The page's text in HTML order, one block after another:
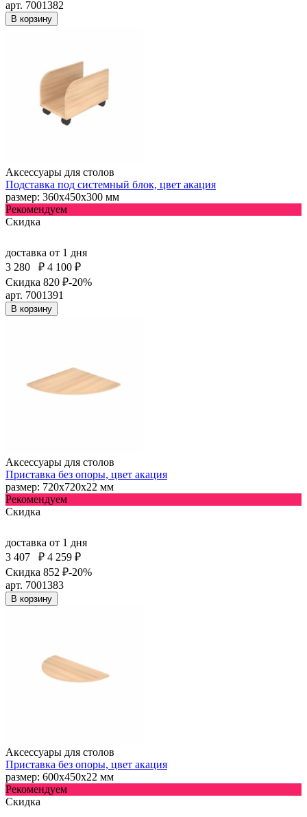
арт. 7001382
В корзину
Аксессуары для столов
Подставка под системный блок, цвет акация
размер: 360х450х300 мм
Рекомендуем
Скидка
доставка от 1 дня
3 280
₽ 4 100 ₽
Скидка 820 ₽-20%
арт. 7001391
В корзину
Аксессуары для столов
Приставка без опоры, цвет акация
размер: 720х720х22 мм
Рекомендуем
Скидка
доставка от 1 дня
3 407
₽ 4 259 ₽
Скидка 852 ₽-20%
арт. 7001383
В корзину
Аксессуары для столов
Приставка без опоры, цвет акация
размер: 600х450х22 мм
Рекомендуем
Скидка